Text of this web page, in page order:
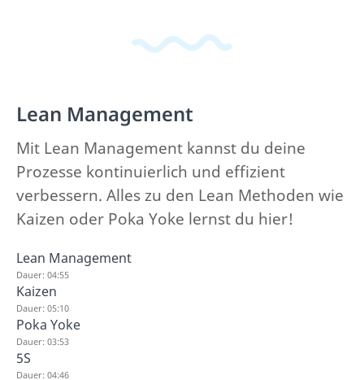
Lean Management
Mit Lean Management kannst du deine
Prozesse kontinuierlich und effizient
verbessern. Alles zu den Lean Methoden wie
Kaizen oder Poka Yoke lernst du hier!
Lean Management
Dauer: 04:55
Kaizen
Dauer: 05:10
Poka Yoke
Dauer: 03:53
5S
Dauer: 04:46